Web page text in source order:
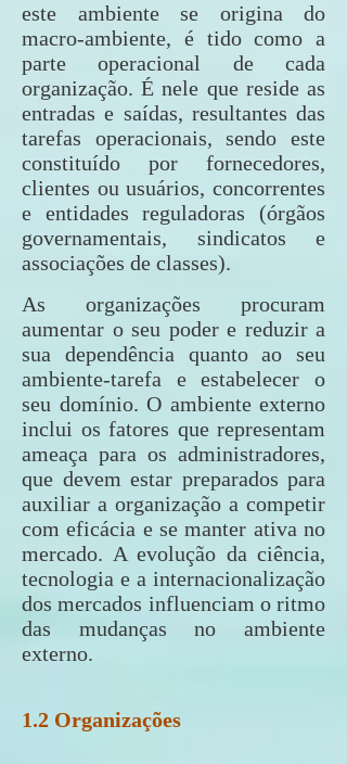
este ambiente se origina do
macro-ambiente, é tido como a
parte operacional de cada
organização. É nele que reside as
entradas e saídas, resultantes das
tarefas operacionais, sendo este
constituído por fornecedores,
clientes ou usuários, concorrentes
e entidades reguladoras (órgãos
governamentais, sindicatos e
associações de classes).
As organizações procuram
aumentar o seu poder e reduzir a
sua dependência quanto ao seu
ambiente-tarefa e estabelecer o
seu domínio. O ambiente externo
inclui os fatores que representam
ameaça para os administradores,
que devem estar preparados para
auxiliar a organização a competir
com eficácia e se manter ativa no
mercado. A evolução da ciência,
tecnologia e a internacionalização
dos mercados influenciam o ritmo
das mudanças no ambiente
externo.
1.2 Organizações